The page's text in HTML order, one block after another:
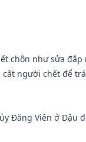
chôn như sửa
người chết để
Đăng Viên ở Dậu